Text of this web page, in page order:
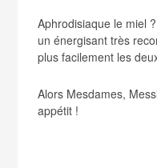
Aphrodisiaque le miel
un énergisant très
plus facilement les
Alors Mesdames,
appétit !